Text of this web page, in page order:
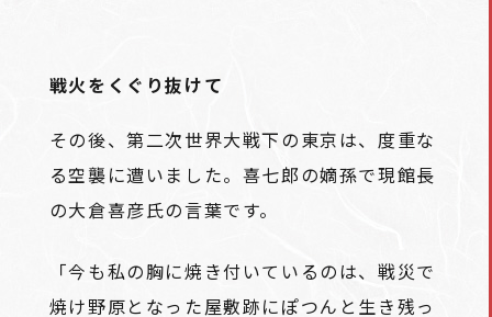
戦火をくぐり抜けて
その後、第二次世界大戦下の東京は、度重な
る空襲に遭いました。喜七郎の嫡孫で現館長
の大倉喜彦氏の言葉です。
「今も私の胸に焼き付いているのは、戦災で
焼け野原となった屋敷跡にぽつんと生き残っ